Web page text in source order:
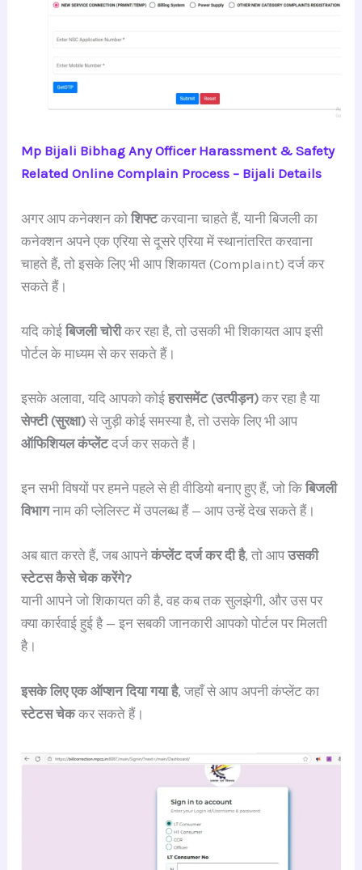
Mp Bijali Bibhag Any Officer Harassment & Safety
Related Online Complain Process – Bijali Details
अगर आप कनेक्शन कोशिफ्टकरवाना चाहते हैं, यानी बिजली का
कनेक्शन अपने एक एरिया से दूसरे एरिया में स्थानांतरित करवाना
चाहते हैं, तो इसके लिए भी आप शिकायत (Complaint) दर्ज कर
सकते हैं।
यदि कोईबिजली चोरीकर रहा है, तो उसकी भी शिकायत आप इसी
पोर्टल के माध्यम से कर सकते हैं।
इसके अलावा, यदि आपको कोईहरासमेंट (उत्पीड़न) कर रहा है या
सेफ्टी (सुरक्षा) से जुड़ी कोई समस्या है, तो उसके लिए भी आप
ऑफिशियल कंप्लेंटदर्ज कर सकते हैं।
इन सभी विषयों पर हमने पहले से ही वीडियो बनाए हुए हैं, जो किबिजली
विभागनाम की प्लेलिस्ट में उपलब्ध हैं — आप उन्हें देख सकते हैं।
अब बात करते हैं, जब आपनेकंप्लेंट दर्ज कर दी है, तो आपउसकी
स्टेटस कैसे चेक करेंगे?
यानी आपने जो शिकायत की है, वह कब तक सुलझेगी, और उस पर
क्या कार्रवाई हुई है — इन सबकी जानकारी आपको पोर्टल पर मिलती
है।
इसके लिए एक ऑप्शन दिया गया है, जहाँ से आप अपनी कंप्लेंट का
स्टेटस चेककर सकते हैं।